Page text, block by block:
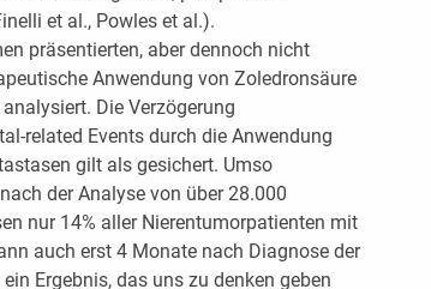
et al., Powles et al.).
präsentierten, aber dennoch nicht
Anwendung von Zoledronsäure
Die Verzögerung
related Events durch die Anwendung
gilt als gesichert. Umso
der Analyse von über 28.000
nur 14% aller Nierentumorpatienten mit
auch erst 4 Monate nach Diagnose der
Ergebnis, das uns zu denken geben